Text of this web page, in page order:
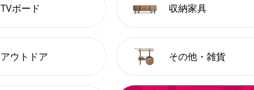
TVボード 収納家具
アウトドア その他・雑貨